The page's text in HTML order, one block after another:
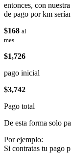
entonces, con
de pago por km
$168 al
mes
$1,726
pago inicial
$3,742
Pago total
De esta forma solo
Por ejemplo:
Si contratas tu pago